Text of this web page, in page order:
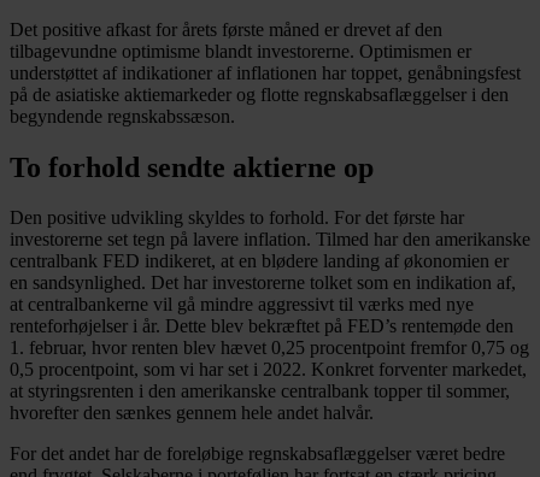
Det positive afkast for årets første måned er drevet af den
tilbagevundne optimisme blandt investorerne. Optimismen er
understøttet af indikationer af inflationen har toppet, genåbningsfest
på de asiatiske aktiemarkeder og flotte regnskabsaflæggelser i den
begyndende regnskabssæson.
To forhold sendte aktierne op
Den positive udvikling skyldes to forhold. For det første har
investorerne set tegn på lavere inflation. Tilmed har den amerikanske
centralbank FED indikeret, at en blødere landing af økonomien er
en sandsynlighed. Det har investorerne tolket som en indikation af,
at centralbankerne vil gå mindre aggressivt til værks med nye
renteforhøjelser i år. Dette blev bekræftet på FED’s rentemøde den
1. februar, hvor renten blev hævet 0,25 procentpoint fremfor 0,75 og
0,5 procentpoint, som vi har set i 2022. Konkret forventer markedet,
at styringsrenten i den amerikanske centralbank topper til sommer,
hvorefter den sænkes gennem hele andet halvår.
For det andet har de foreløbige regnskabsaflæggelser været bedre